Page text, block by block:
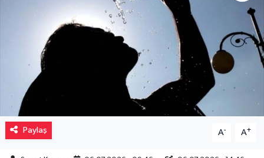
Paylaş A- A+
Müzik
Piyasa
Resmi İlanlar
Sağlık
Sinemalar